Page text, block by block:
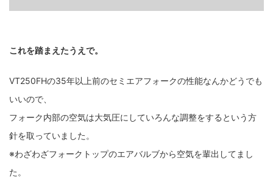
これを踏まえたうえで。
VT250FHの35年以上前のセミエアフォークの性能なんかどうでも
いいので、
フォーク内部の空気は大気圧にしていろんな調整をするという方
針を取っていました。
※わざわざフォークトップのエアバルブから空気を輩出してまし
た。